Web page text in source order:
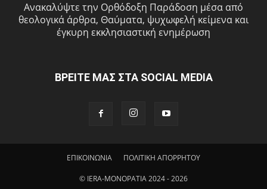
Ανακαλύψτε την Ορθόδοξη Παράδοση μέσα από
θεολογικά άρθρα, Θαύματα, ψυχωφελή κείμενα και
έγκυρη εκκλησιαστική ενημέρωση
ΒΡΕΙΤΕ ΜΑΣ ΣΤΑ SOCIAL MEDIA
ΕΠΙΚΟΙΝΩΝΙΑ ΠΟΛΙΤΙΚΗ ΑΠΟΡΡΗΤΟΥ
© IERA-MONOPATIA 2024 - 2026